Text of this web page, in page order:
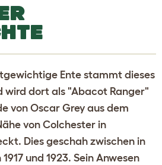
Ente stammt dieses
wird dort als "Abacot Ranger"
von Oscar Grey aus dem
von Colchester in
Dies geschah zwischen in
und 1923. Sein Anwesen